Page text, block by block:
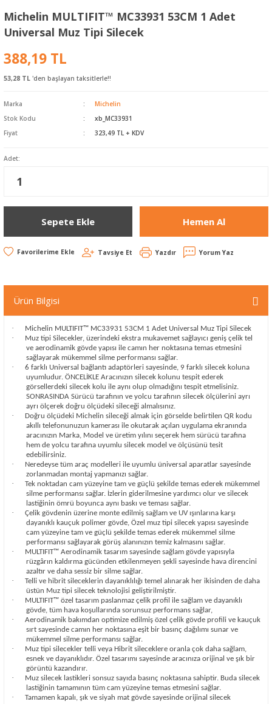
Michelin MULTIFIT™ MC33931 53CM 1 Adet
Universal Muz Tipi Silecek
388,19 TL
53,28 TL 'den başlayan taksitlerle!!
Marka
Michelin
Stok Kodu
xb_MC33931
Fiyat
323,49 TL + KDV
Adet:
Sepete Ekle Hemen Al
Tavsiye Et Yazdır Yorum Yaz
Ürün Bilgisi
· Michelin MULTIFIT™ MC33931 53CM 1 Adet Universal Muz Tipi Silecek
·
Muz tipi Silecekler, üzerindeki ekstra mukavemet sağlayıcı geniş çelik tel
ve aerodinamik gövde yapısı ile camın her noktasına temas etmesini
sağlayarak mükemmel silme performansı sağlar.
·
6 farklı Universal bağlantı adaptörleri sayesinde, 9 farklı silecek koluna
uyumludur. ÖNCELİKLE Aracınızın silecek kolunu tespit ederek
görsellerdeki silecek kolu ile aynı olup olmadığını tespit etmelisiniz.
SONRASINDA Sürücü tarafının ve yolcu tarafının silecek ölçülerini ayrı
ayrı ölçerek doğru ölçüdeki sileceği almalısınız.
·
Doğru ölçüdeki Michelin sileceği almak için görselde belirtilen QR kodu
akıllı telefonunuzun kamerası ile okutarak açılan uygulama ekranında
aracınızın Marka, Model ve üretim yılını seçerek hem sürücü tarafına
hem de yolcu tarafına uyumlu silecek model ve ölçüsünü tesit
edebilirsiniz.
·
Neredeyse tüm araç modelleri ile uyumlu üniversal aparatlar sayesinde
zorlanmadan montaj yapmanızı sağlar.
·
Tek noktadan cam yüzeyine tam ve güçlü şekilde temas ederek mükemmel
silme performansı sağlar. İzlerin giderilmesine yardımcı olur ve silecek
lastiğinin ömrü boyunca aynı baskı ve teması sağlar.
·
Çelik gövdenin üzerine monte edilmiş sağlam ve UV ışınlarına karşı
dayanıklı kauçuk polimer gövde, Özel muz tipi silecek yapısı sayesinde
cam yüzeyine tam ve güçlü şekilde temas ederek mükemmel silme
performansı sağlayarak görüş alanınızın temiz kalmasını sağlar.
·
MULTIFIT™ Aerodinamik tasarım sayesinde sağlam gövde yapısıyla
rüzgârın kaldırma gücünden etkilenmeyen şekli sayesinde hava direncini
azaltır ve daha sessiz bir silme sağlar.
·
Telli ve hibrit sileceklerin dayanıklılığı temel alınarak her ikisinden de daha
üstün Muz tipi silecek teknolojisi geliştirilmiştir.
·
MULTIFIT™ özel tasarım paslanmaz çelik profil ile sağlam ve dayanıklı
gövde, tüm hava koşullarında sorunsuz performans sağlar,
·
Aerodinamik bakımdan optimize edilmiş özel çelik gövde profili ve kauçuk
sırt sayesinde camın her noktasına eşit bir basınç dağılımı sunar ve
mükemmel silme performansı sağlar.
·
Muz tipi silecekler telli veya Hibrit sileceklere oranla çok daha sağlam,
esnek ve dayanıklıdır. Özel tasarımı sayesinde aracınıza orijinal ve şık bir
görüntü kazandırır.
·
Muz silecek lastikleri sonsuz sayıda basınç noktasına sahiptir. Buda silecek
lastiğinin tamamının tüm cam yüzeyine temas etmesini sağlar.
·
Tamamen kapalı, şık ve siyah mat gövde sayesinde orijinal silecek